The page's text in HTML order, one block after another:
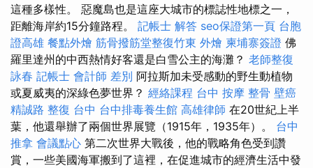
這種多樣性。 惡魔島也是這座大城市的標誌性地標之一，
距離海岸約15分鐘路程。 記帳士 解答 seo保證第一頁 台胞
證高雄 餐點外燴 筋骨撥筋堂整復竹東 外燴 柬埔寨簽證 佛
羅里達州的中西熱情好客還是白雪公主的海灘？ 老師整復
詠春 記帳士 會計師 差別 阿拉斯加未受感動的野生動植物
或夏威夷的深綠色夢世界？ 經絡課程 台中 按摩 整骨 壁癌
精誠路 整復 台中 台中排毒養生館 高雄律師 在20世紀上半
葉，他還舉辦了兩個世界展覽（1915年，1935年）。 台中
推拿 會議點心 第二次世界大戰後，他的戰略角色受到讚
賞，一些美國海軍搬到了這裡，在促進城市的經濟生活中發